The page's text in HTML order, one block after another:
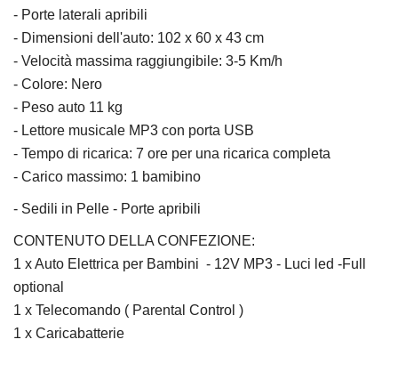
- Porte laterali apribili
- Dimensioni dell'auto: 102 x 60 x 43 cm
- Velocità massima raggiungibile: 3-5 Km/h
- Colore: Nero
- Peso auto 11 kg
- Lettore musicale MP3 con porta USB
- Tempo di ricarica: 7 ore per una ricarica completa
- Carico massimo: 1 bamibino
- Sedili in Pelle - Porte apribili
CONTENUTO DELLA CONFEZIONE:
1 x Auto Elettrica per Bambini - 12V MP3 - Luci led -Full
optional
1 x Telecomando ( Parental Control )
1 x Caricabatterie